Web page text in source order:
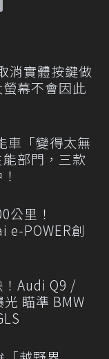
消實體按鍵做
幕不會因此
車「變得太無
部門，三款
公里！
e-POWER創
Audi Q9 /
瞄準 BMW